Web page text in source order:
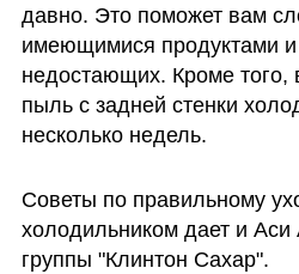
давно. Это поможет вам
имеющимися продуктами и
недостающих. Кроме того,
пыль с задней стенки
несколько недель.
Советы по правильному
холодильником дает и Аси
группы "Клинтон Сахар".